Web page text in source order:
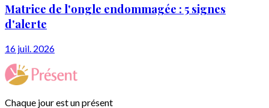
Matrice de l'ongle endommagée : 5 signes
d'alerte
16 juil. 2026
Chaque jour est un présent